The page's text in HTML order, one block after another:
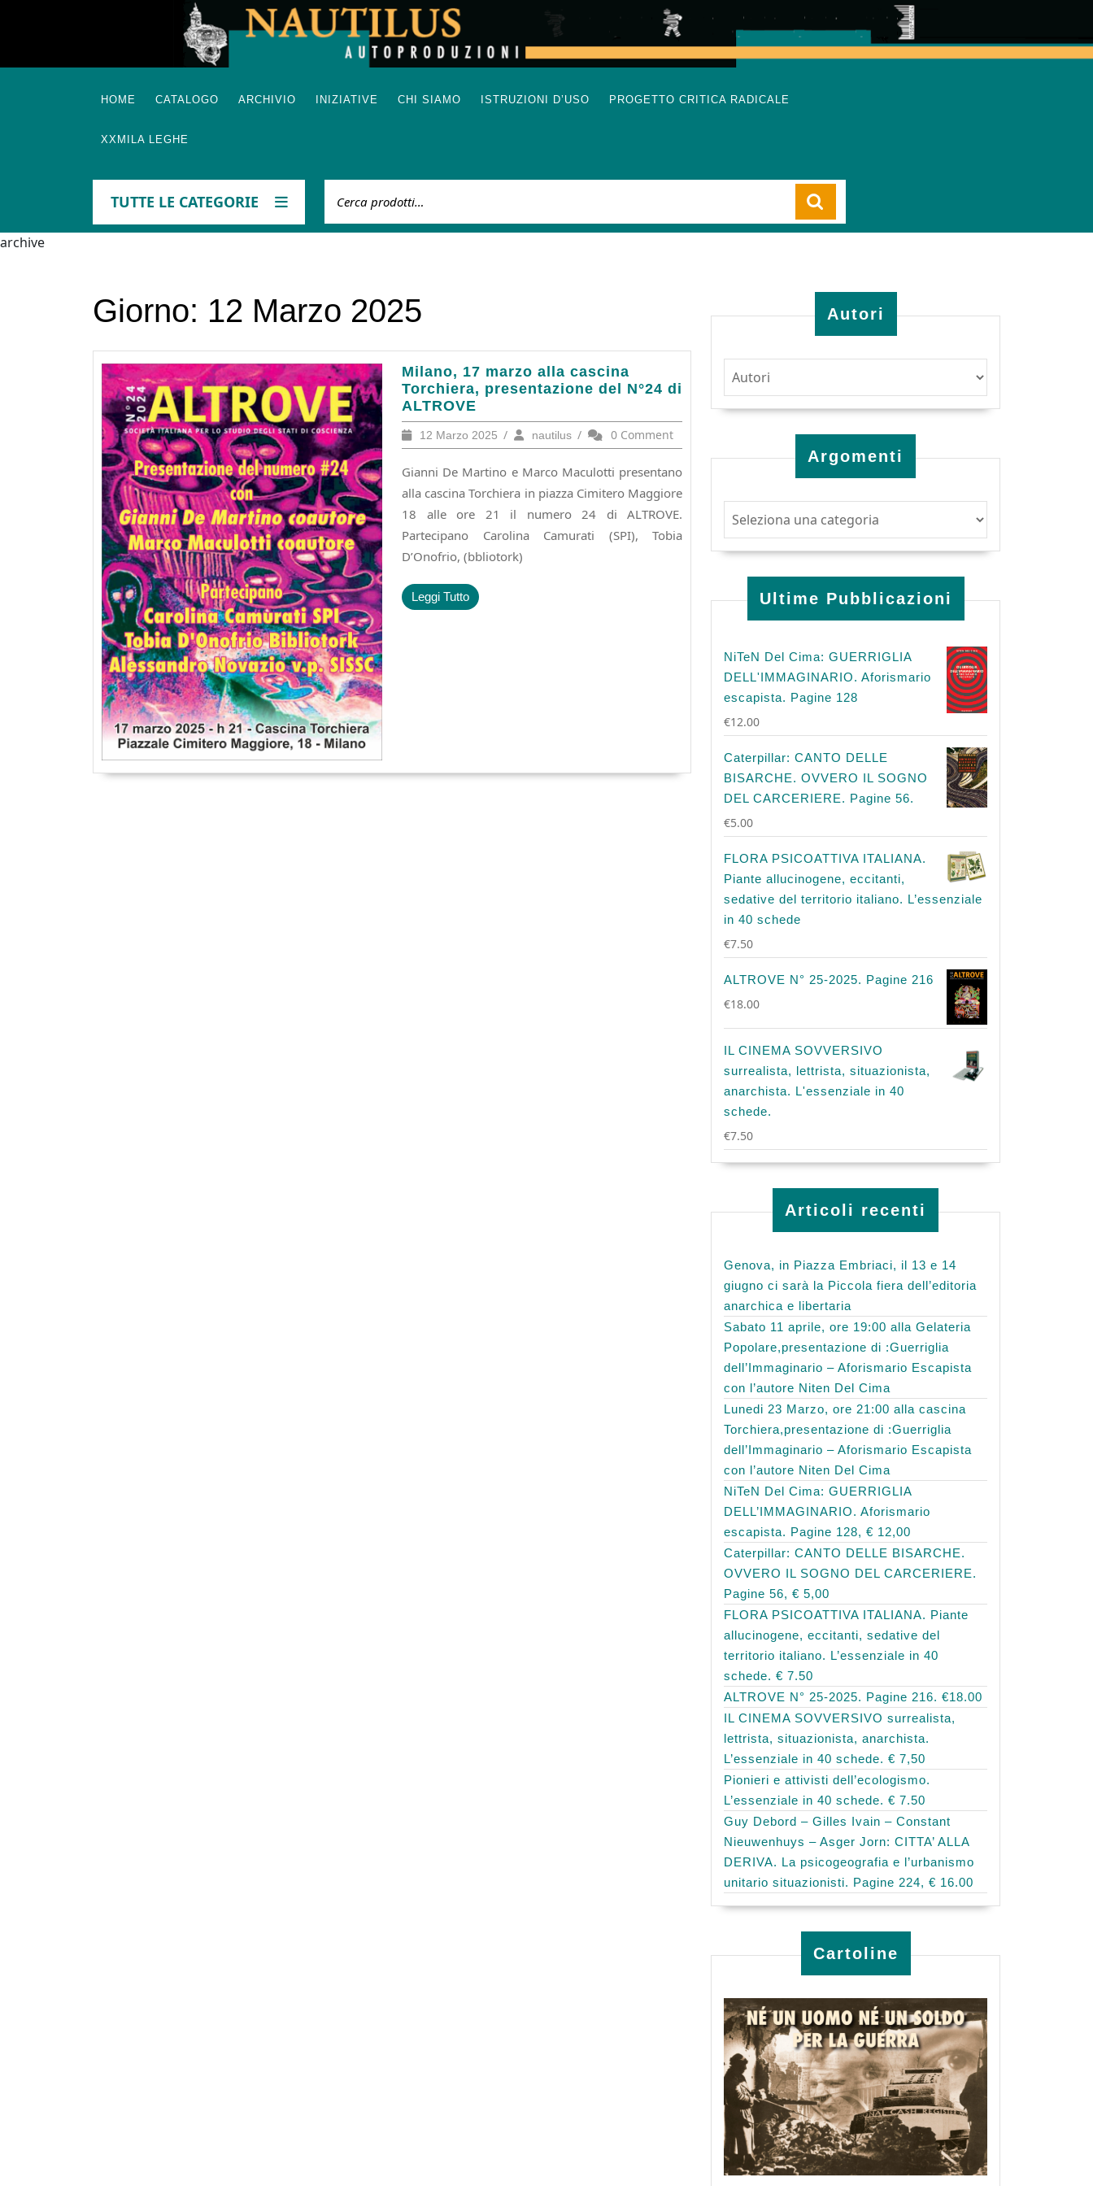
HOME CATALOGO ARCHIVIO INIZIATIVE CHI SIAMO ISTRUZIONI D’USO PROGETTO CRITICA RADICALE
XXMILA LEGHE
TUTTE LE CATEGORIE
archive
Giorno: 12 Marzo 2025
Milano, 17 marzo alla cascina
Torchiera, presentazione del N°24 di
ALTROVE
Milano,
17
marzo
alla
cascina
presentazione
del
N°24
ALTROVE
12 Marzo 2025 12
Marzo
2025
/ nautilusnautilus
/ 0 Comment
Gianni De Martino e Marco Maculotti presentano
alla cascina Torchiera in piazza Cimitero Maggiore
18 alle ore 21 il numero 24 di ALTROVE.
Partecipano Carolina Camurati (SPI), Tobia
D’Onofrio, (bbliotork)
Leggi TuttoLeggi
Tutto
Autori
Argomenti
Ultime Pubblicazioni
NiTeN Del Cima: GUERRIGLIA
DELL'IMMAGINARIO. Aforismario
escapista. Pagine 128
€12.00
Caterpillar: CANTO DELLE
BISARCHE. OVVERO IL SOGNO
DEL CARCERIERE. Pagine 56.
€5.00
FLORA PSICOATTIVA ITALIANA.
Piante allucinogene, eccitanti,
sedative del territorio italiano. L’essenziale
in 40 schede
€7.50
ALTROVE N° 25-2025. Pagine 216
€18.00
IL CINEMA SOVVERSIVO
surrealista, lettrista, situazionista,
anarchista. L'essenziale in 40
schede.
€7.50
Articoli recenti
Genova, in Piazza Embriaci, il 13 e 14
giugno ci sarà la Piccola fiera dell’editoria
anarchica e libertaria
Sabato 11 aprile, ore 19:00 alla Gelateria
Popolare,presentazione di :Guerriglia
dell’Immaginario – Aforismario Escapista
con l’autore Niten Del Cima
Lunedi 23 Marzo, ore 21:00 alla cascina
Torchiera,presentazione di :Guerriglia
dell’Immaginario – Aforismario Escapista
con l’autore Niten Del Cima
NiTeN Del Cima: GUERRIGLIA
DELL’IMMAGINARIO. Aforismario
escapista. Pagine 128, € 12,00
Caterpillar: CANTO DELLE BISARCHE.
OVVERO IL SOGNO DEL CARCERIERE.
Pagine 56, € 5,00
FLORA PSICOATTIVA ITALIANA. Piante
allucinogene, eccitanti, sedative del
territorio italiano. L’essenziale in 40
schede. € 7.50
ALTROVE N° 25-2025. Pagine 216. €18.00
IL CINEMA SOVVERSIVO surrealista,
lettrista, situazionista, anarchista.
L’essenziale in 40 schede. € 7,50
Pionieri e attivisti dell’ecologismo.
L’essenziale in 40 schede. € 7.50
Guy Debord – Gilles Ivain – Constant
Nieuwenhuys – Asger Jorn: CITTA’ ALLA
DERIVA. La psicogeografia e l’urbanismo
unitario situazionisti. Pagine 224, € 16.00
Cartoline